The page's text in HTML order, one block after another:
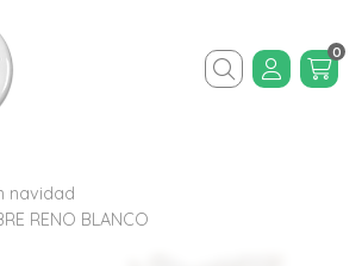
Buscar
0
navidad
RENO BLANCO